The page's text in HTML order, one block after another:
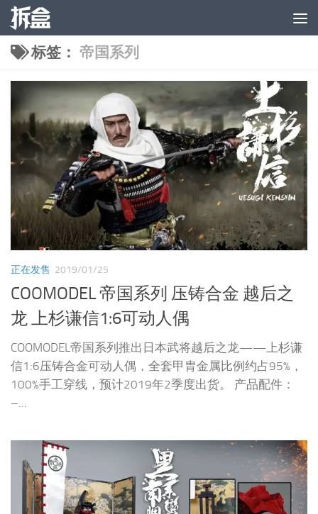
跳至内容
标签： 帝国系列
正在发售 2019/01/25
COOMODEL 帝国系列 压铸合金 越后之
龙 上杉谦信1:6可动人偶
COOMODEL帝国系列推出日本武将越后之龙——上杉谦
信1:6压铸合金可动人偶，全套甲胄金属比例约占95%，
100%手工穿线，预计2019年2季度出货。 产品配件：
–...